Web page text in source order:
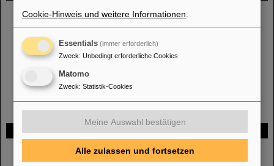
Bei GSI entsteht das neue Beschleunigerzentrum FAIR.
Erfahren Sie mehr.
Gefördert von
HMWK
Cookie-Hinweis und weitere Informationen
Essentials (immer erforderlich)
Zweck: Unbedingt erforderliche Cookies
Matomo
Zweck: Statistik-Cookies
Meine Auswahl bestätigen
Alle zulassen und fortsetzen